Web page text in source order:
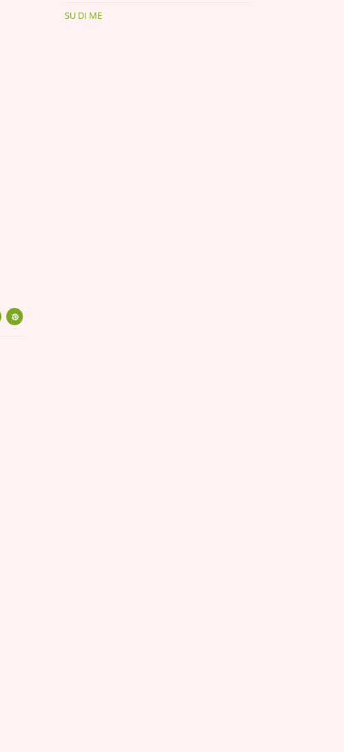
SU DI ME